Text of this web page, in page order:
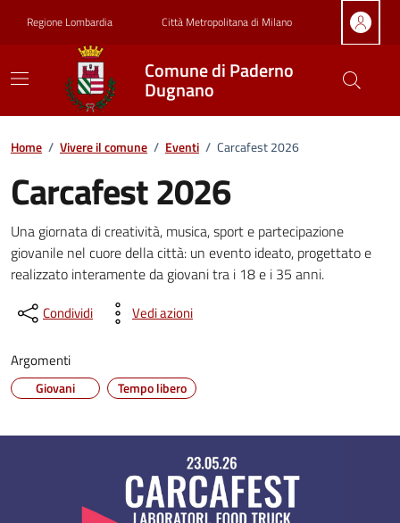
Regione Lombardia Città Metropolitana di Milano
Comune di Paderno
Dugnano
Home / Vivere il comune / Eventi / Carcafest 2026
Carcafest 2026
Dettagli della notizia
Una giornata di creatività, musica, sport e partecipazione
giovanile nel cuore della città: un evento ideato, progettato e
realizzato interamente da giovani tra i 18 e i 35 anni.
Condividi Vedi azioni
Argomenti
Giovani Tempo libero